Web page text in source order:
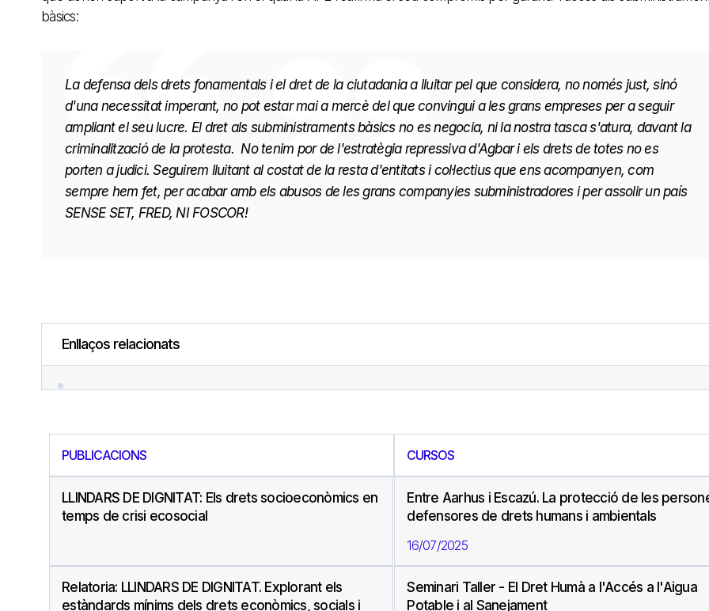
bàsics:
La defensa dels drets fonamentals i el dret de la ciutadania a lluitar pel que considera, no només just, sinó
d'una necessitat imperant, no pot estar mai a mercè del que convingui a les grans empreses per a seguir
ampliant el seu lucre. El dret als subministraments bàsics no es negocia, ni la nostra tasca s'atura, davant la
criminalització de la protesta. No tenim por de l'estratègia repressiva d'Agbar i els drets de totes no es
porten a judici. Seguirem lluitant al costat de la resta d'entitats i col·lectius que ens acompanyen, com
sempre hem fet, per acabar amb els abusos de les grans companyies subministradores i per assolir un país
SENSE SET, FRED, NI FOSCOR!
Enllaços relacionats
PUBLICACIONS
LLINDARS DE DIGNITAT: Els drets socioeconòmics en
temps de crisi ecosocial
Relatoria: LLINDARS DE DIGNITAT. Explorant els
estàndards mínims dels drets econòmics, socials i
CURSOS
Entre Aarhus i Escazú. La protecció de les
defensores de drets humans i ambientals
16/07/2025
Seminari Taller - El Dret Humà a l'Accés a l'Aigua
Potable i al Sanejament